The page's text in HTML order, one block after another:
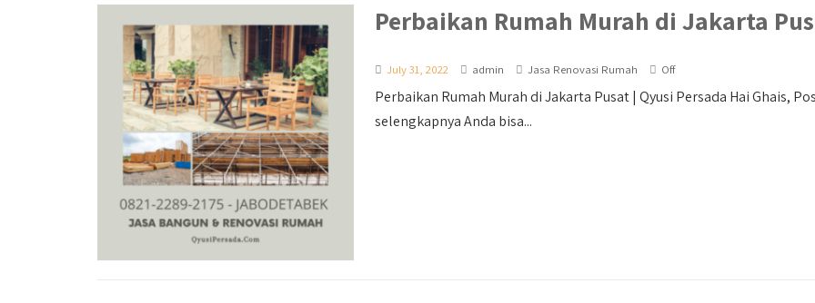
Perbaikan Rumah Murah di Jakarta
July 31, 2022 admin Jasa Renovasi Rumah Off
Perbaikan Rumah Murah di Jakarta Pusat | Qyusi Persada Hai Ghais,
selengkapnya Anda bisa...